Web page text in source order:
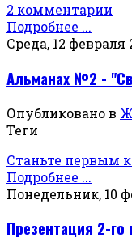
2 комментарии
Подробнее ...
Среда, 12 февраля
Альманах №2 -
Опубликовано в
Теги
Станьте первым
Подробнее ...
Понедельник, 10
Презентация 2-